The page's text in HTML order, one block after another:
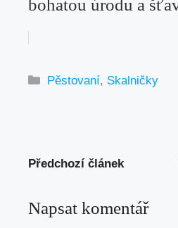
bohatou úrodu a
Rubriky
Pěstovaní, Skalničky
Předchozí článek
Napsat komentář